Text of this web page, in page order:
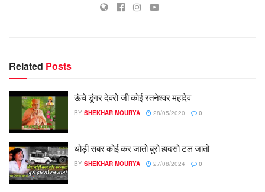
Related Posts
ऊंचे डूंगर देवरो जी कोई रतनेश्वर महादेव
BY SHEKHAR MOURYA 28/05/2020 0
थोड़ी सबर कोई कर जातो बुरो हादसो टल जातो
BY SHEKHAR MOURYA 27/08/2024 0